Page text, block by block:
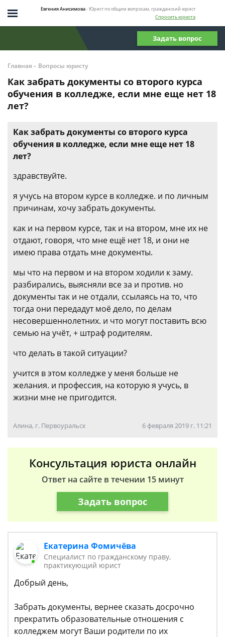
Евгения Анисимова- Юрист по общим вопросам, гражданский юрист
Спросить юриста
Задать вопрос
Главная - Вопросы юристу
Как забрать документы со второго курса
обучения в колледже, если мне еще нет 18
лет?
Как забрать документы со второго курса
обучения в колледже, если мне еще нет 18
лет?
здравствуйте.
я учусь на втором курсе в колледже. и по личным
причинам, хочу забрать документы.
как и на первом курсе, так и на втором, мне их не
отдают, говоря, что мне ещё нет 18, и они не
имею права отдать мне документы.
мы что на первом и на втором ходили к заму.
разбирались, выясняли все за и против. но
документы так и не отдали, ссылаясь на то, что
тогда они передадут моё дело, по делам
несовершеннолетних. и что могут поставить всю
семью на учёт, + штраф родителям.
что делать в такой ситуации?
учится в этом колледже у меня больше не
желания. и профессия, на которую я учусь, в
жизни мне не пригодится.
Алина, г. Первоуральск 6 февраля 2019 г. 11:21
Консультация юриста онлайн
Ответ на сайте в течении 15 минут
Задать вопрос
Екатерина Фомичёва
Специалист по гражданскому праву,
практикующий юрист
Добрый день,
Забрать документы, вернее сказать досрочно
прекратить образовательные отношения с
колледжем могут Ваши родители по их